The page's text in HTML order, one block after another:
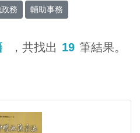
務 輔助事務
，共找出 19 筆結果。